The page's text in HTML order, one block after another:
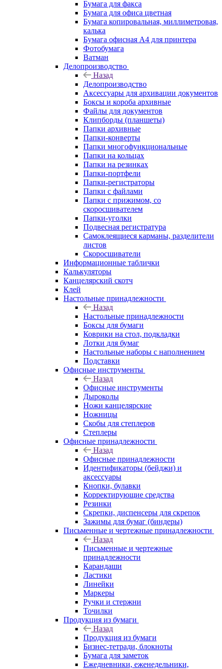
Бумага для факса
Бумага для офиса цветная
Бумага копировальная, миллиметровая,
калька
Бумага офисная А4 для принтера
Фотобумага
Ватман
Делопроизводство
Назад
Делопроизводство
Аксессуары для архивации документов
Боксы и короба архивные
Файлы для документов
Клипборды (планшеты)
Папки архивные
Папки-конверты
Папки многофункциональные
Папки на кольцах
Папки на резинках
Папки-портфели
Папки-регистраторы
Папки с файлами
Папки с прижимом, со
скоросшивателем
Папки-уголки
Подвесная регистратура
Самоклеящиеся карманы, разделители
листов
Скоросшиватели
Информационные таблички
Калькуляторы
Канцелярский скотч
Клей
Настольные принадлежности
Назад
Настольные принадлежности
Боксы для бумаги
Коврики на стол, подкладки
Лотки для бумаг
Настольные наборы с наполнением
Подставки
Офисные инструменты
Назад
Офисные инструменты
Дыроколы
Ножи канцелярские
Ножницы
Скобы для степлеров
Степлеры
Офисные принадлежности
Назад
Офисные принадлежности
Идентификаторы (бейджи) и
аксессуары
Кнопки, булавки
Корректирующие средства
Резинки
Скрепки, диспенсеры для скрепок
Зажимы для бумаг (биндеры)
Письменные и чертежные принадлежности
Назад
Письменные и чертежные
принадлежности
Карандаши
Ластики
Линейки
Маркеры
Ручки и стержни
Точилки
Продукция из бумаги
Назад
Продукция из бумаги
Бизнес-тетради, блокноты
Бумага для заметок
Ежедневники, еженедельники,